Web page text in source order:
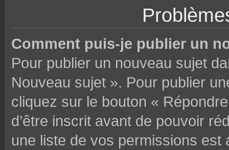
Comment puis-je publier un
Pour publier un nouveau sujet
Nouveau sujet ». Pour publier
cliquez sur le bouton «
d’être inscrit avant de pouvoir
une liste de vos permissions est